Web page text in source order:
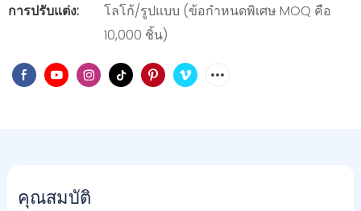
การปรับแต่ง:
โลโก้/รูปแบบ (ข้อกำหนดพิเศษ MOQ คือ
10,000 ชิ้น)
คุณสมบัติ